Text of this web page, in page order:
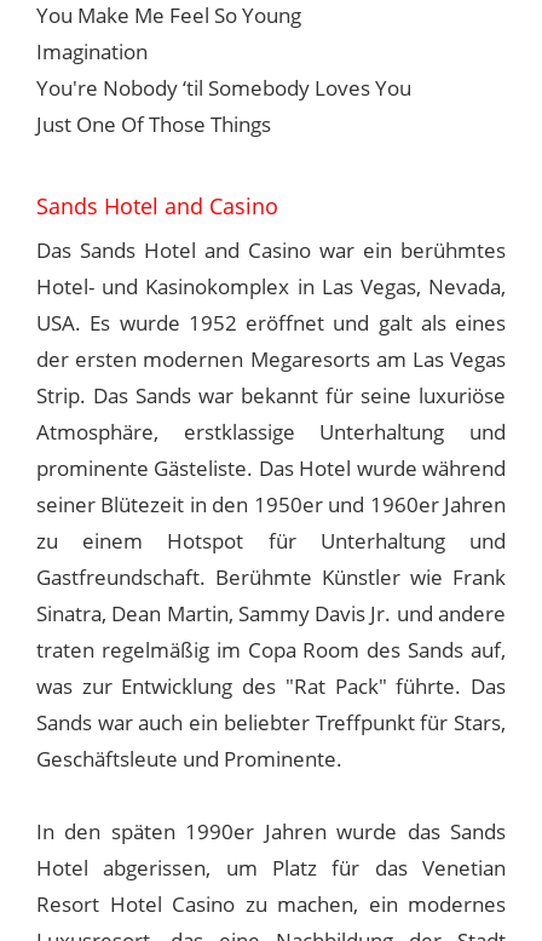
You Make Me Feel So Young
Imagination
You're Nobody ‘til Somebody Loves You
Just One Of Those Things
Sands Hotel and Casino
Das Sands Hotel and Casino war ein berühmtes
Hotel- und Kasinokomplex in Las Vegas, Nevada,
USA. Es wurde 1952 eröffnet und galt als eines
der ersten modernen Megaresorts am Las Vegas
Strip. Das Sands war bekannt für seine luxuriöse
Atmosphäre, erstklassige Unterhaltung und
prominente Gästeliste. Das Hotel wurde während
seiner Blütezeit in den 1950er und 1960er Jahren
zu einem Hotspot für Unterhaltung und
Gastfreundschaft. Berühmte Künstler wie Frank
Sinatra, Dean Martin, Sammy Davis Jr. und andere
traten regelmäßig im Copa Room des Sands auf,
was zur Entwicklung des "Rat Pack" führte. Das
Sands war auch ein beliebter Treffpunkt für Stars,
Geschäftsleute und Prominente.
In den späten 1990er Jahren wurde das Sands
Hotel abgerissen, um Platz für das Venetian
Resort Hotel Casino zu machen, ein modernes